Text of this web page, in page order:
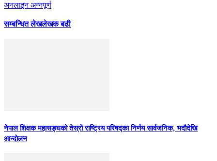
अनलाइन अन्नपूर्ण
सम्बन्धित लेखलेखक बढी
नेपाल शिक्षक महासङ्घको तेस्रो राष्ट्रिय परिषद्का निर्णय सार्वजनिक, भदाैदेखि
आन्दाेलन